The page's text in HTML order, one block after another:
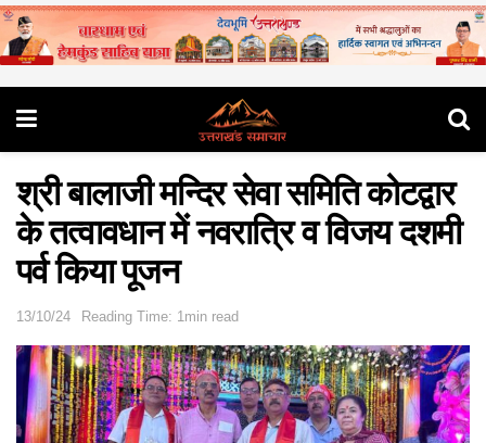
श्री बालाजी मन्दिर सेवा समिति कोटद्वार
के तत्वावधान में नवरात्रि व विजय दशमी
पर्व किया पूजन
13/10/24 Reading Time: 1min read